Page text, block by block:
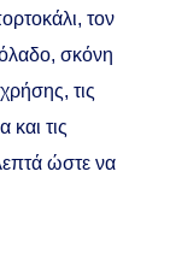
τον
σκόνη
τις
και τις
ώστε να